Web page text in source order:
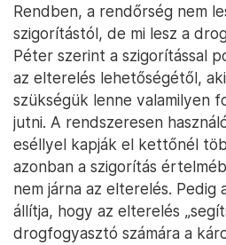
Rendben, a rendőrség nem
szigorítástól, de mi lesz a
Péter szerint a szigorítással
az elterelés lehetőségétől,
szükségük lenne valamilyen
jutni. A rendszeresen
eséllyel kapják el kettőnél
azonban a szigorítás
nem járna az elterelés. Pedig
állítja, hogy az elterelés
drogfogyasztó számára a